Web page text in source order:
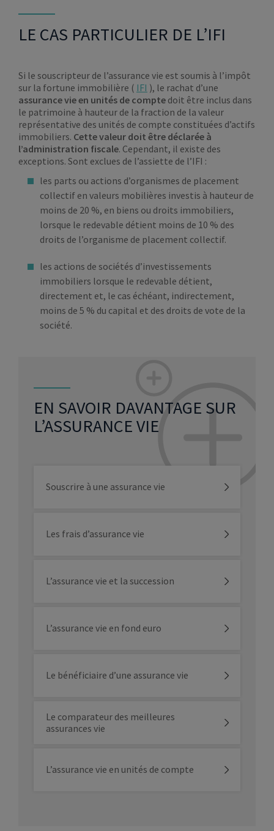
LE CAS PARTICULIER DE L’IFI
Si le souscripteur de l’assurance vie est soumis à l’impôt
sur la fortune immobilière ( IFI ), le rachat d’une
assurance vie en unités de compte doit être inclus dans
le patrimoine à hauteur de la fraction de la valeur
représentative des unités de compte constituées d’actifs
immobiliers. Cette valeur doit être déclarée à
l’administration fiscale. Cependant, il existe des
exceptions. Sont exclues de l’assiette de l’IFI :
les parts ou actions d’organismes de placement
collectif en valeurs mobilières investis à hauteur de
moins de 20 %, en biens ou droits immobiliers,
lorsque le redevable détient moins de 10 % des
droits de l’organisme de placement collectif.
les actions de sociétés d’investissements
immobiliers lorsque le redevable détient,
directement et, le cas échéant, indirectement,
moins de 5 % du capital et des droits de vote de la
société.
EN SAVOIR DAVANTAGE SUR
L’ASSURANCE VIE
Souscrire à une assurance vie
Les frais d’assurance vie
L’assurance vie et la succession
L’assurance vie en fond euro
Le bénéficiaire d’une assurance vie
Le comparateur des meilleures
assurances vie
L’assurance vie en unités de compte